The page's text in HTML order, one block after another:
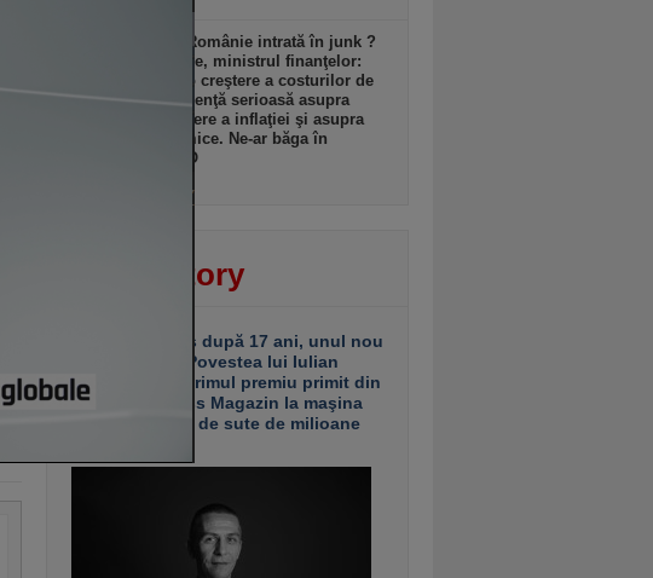
Cum ar arăta o Românie intrată în junk ?
Alexandru Nazare, ministrul finanţelor:
Vorbim despre o creştere a costurilor de
finanţare, o influenţă serioasă asupra
cursului, o creştere a inflaţiei şi asupra
creşterii economice. Ne-ar băga în
recesiune VIDEO
Cover story
Un pariu închis după 17 ani, unul nou
abia deschis. Povestea lui Iulian
Stanciu de la primul premiu primit din
partea Business Magazin la maşina
lui de investiţii de sute de milioane